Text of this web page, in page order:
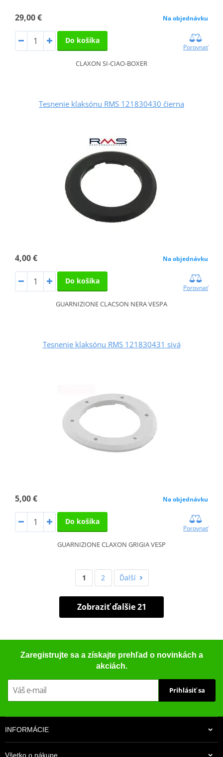
29,00 € Na objednávku
Do košíka
Porovnať
CLAXON SI-CIAO-BOXER
Tesnenie klaksónu RMS 121830430 čierna
4,00 € Na objednávku
Do košíka
Porovnať
GUARNIZIONE CLACSON NERA VESPA
Tesnenie klaksónu RMS 121830431 sivá
5,00 € Na objednávku
Do košíka
Porovnať
GUARNIZIONE CLAXON GRIGIA VESP
1 2 Ďalší
Zobraziť ďalšie 21
Zaregistrujte sa a získajte prehľad o novinkách a
akciách.
Prihlásiť sa
INFORMÁCIE
Všetko o nákupe